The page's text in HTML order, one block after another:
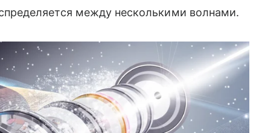
между несколькими волнами.